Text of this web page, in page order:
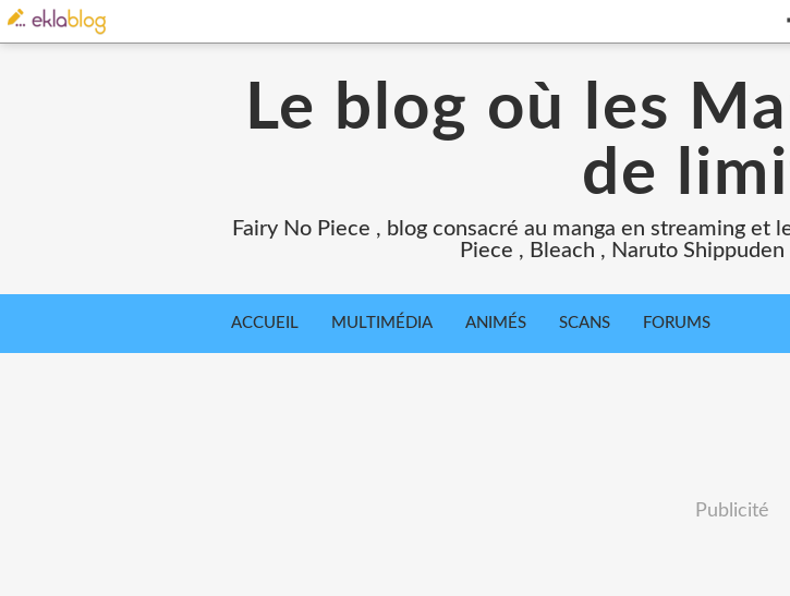
Le blog où les
de
Fairy No Piece , blog consacré au manga en streaming et
Piece , Bleach , Naruto
ACCUEIL MULTIMÉDIA ANIMÉS SCANS FORUMS
Publicité